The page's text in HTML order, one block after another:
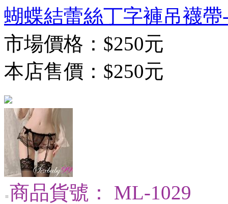
蝴蝶結蕾絲丁字褲吊襪帶
市場價格： $250元
本店售價： $250元
商品貨號： ML-1029